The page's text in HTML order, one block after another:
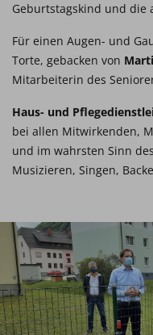
Geburtstagskind und die
Für einen Augen- und
Torte, gebacken von
Mitarbeiterin des
Haus- und
bei allen Mitwirkenden,
und im wahrsten Sinn
Musizieren, Singen,